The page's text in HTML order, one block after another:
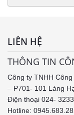
LIÊN HỆ
THÔNG TIN
Công ty TNHH
– P701- 101 Láng
Điện thoại 024-
Hotline: